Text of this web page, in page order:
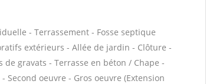
- Terrassement - Fosse septique
extérieurs - Allée de jardin - Clôture -
gravats - Terrasse en béton / Chape -
oeuvre - Gros oeuvre (Extension